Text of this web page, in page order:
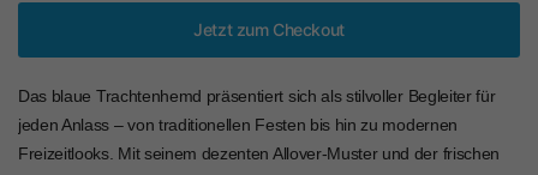
Jetzt zum Checkout
Das blaue Trachtenhemd präsentiert sich als stilvoller Begleiter für
jeden Anlass – von traditionellen Festen bis hin zu modernen
Freizeitlooks. Mit seinem dezenten Allover-Muster und der frischen